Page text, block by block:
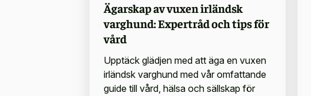
Ägarskap av vuxen irländsk
varghund: Expertråd och tips för
vård
Upptäck glädjen med att äga en vuxen
irländsk varghund med vår omfattande
guide till vård, hälsa och sällskap för